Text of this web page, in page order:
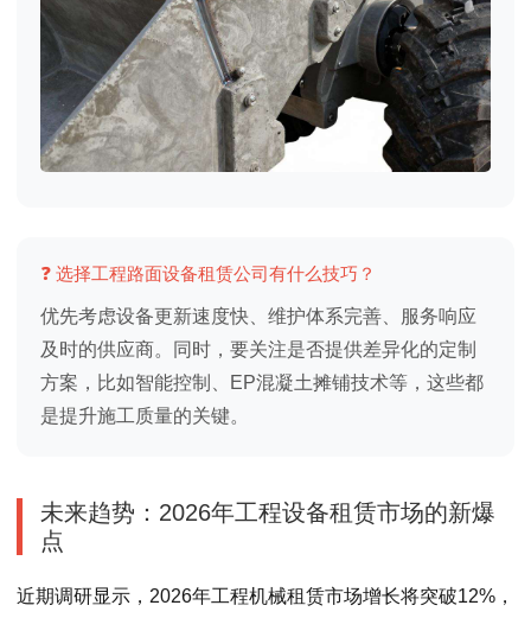
❓ 选择工程路面设备租赁公司有什么技巧？
优先考虑设备更新速度快、维护体系完善、服务响应
及时的供应商。同时，要关注是否提供差异化的定制
方案，比如智能控制、EP混凝土摊铺技术等，这些都
是提升施工质量的关键。
未来趋势：2026年工程设备租赁市场的新爆
点
近期调研显示，2026年工程机械租赁市场增长将突破12%，